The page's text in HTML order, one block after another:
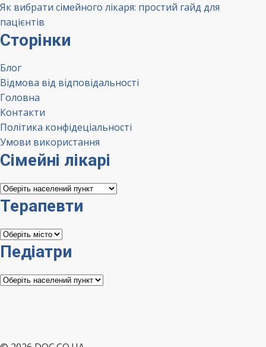
Як вибрати сімейного лікаря: простий гайд для
пацієнтів
Сторінки
Блог
Відмова від відповідальності
Головна
Контакти
Політика конфідеціальності
Умови використання
Сімейні лікарі
Сімейні
лікарі
Терапевти
Терапевти
Педіатри
Педіатри